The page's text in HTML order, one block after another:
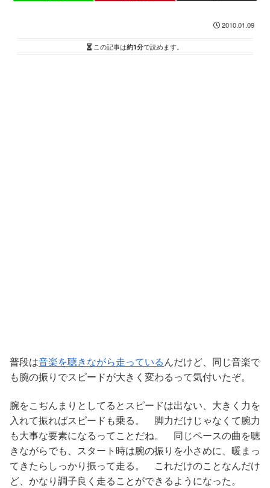
2010.01.09
この記事は約1分で読めます。
普段は音楽を聴きながら走っているんだけど、同じ音楽で
も腕の振りでスピードが大きく変わるって気付いたぞ。
腕をこぢんまりとしてるとスピードは出ない、大きく力を
入れて振ればスピードも乗る。 脚力だけじゃなくて腕力
も大事な要素になるってことだね。 同じペースの曲を聴
きながらでも、スタート時は腕の振りを小さめに、暖まっ
てきたらしっかり振って走る。 これだけのことなんだけ
ど、かなり調子良く走ることができるようになった。